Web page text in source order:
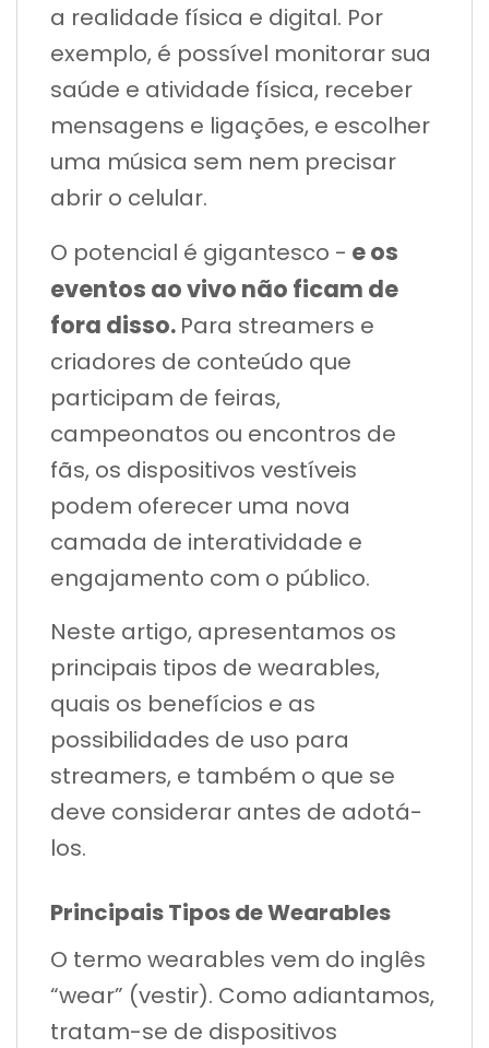
a realidade física e digital. Por
exemplo, é possível monitorar sua
saúde e atividade física, receber
mensagens e ligações, e escolher
uma música sem nem precisar
abrir o celular.
O potencial é gigantesco - e os
eventos ao vivo não ficam de
fora disso. Para streamers e
criadores de conteúdo que
participam de feiras,
campeonatos ou encontros de
fãs, os dispositivos vestíveis
podem oferecer uma nova
camada de interatividade e
engajamento com o público.
Neste artigo, apresentamos os
principais tipos de wearables,
quais os benefícios e as
possibilidades de uso para
streamers, e também o que se
deve considerar antes de adotá-
los.
Principais Tipos de Wearables
O termo wearables vem do inglês
“wear” (vestir). Como adiantamos,
tratam-se de dispositivos